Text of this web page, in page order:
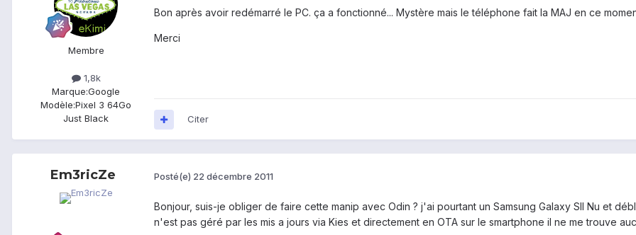
Membre
1,8k
Marque:Google
Modèle:Pixel 3 64Go
Just Black
Bon après avoir redémarré le PC. ça a fonctionné... Mystère mais le téléphone fait la MAJ en ce
Merci
Citer
Em3ricZe Posté(e) 22 décembre 2011
Bonjour, suis-je obliger de faire cette manip avec Odin ? j'ai pourtant un Samsung Galaxy SII Nu et
n'est pas géré par les mis a jours via Kies et directement en OTA sur le smartphone il ne me trouve